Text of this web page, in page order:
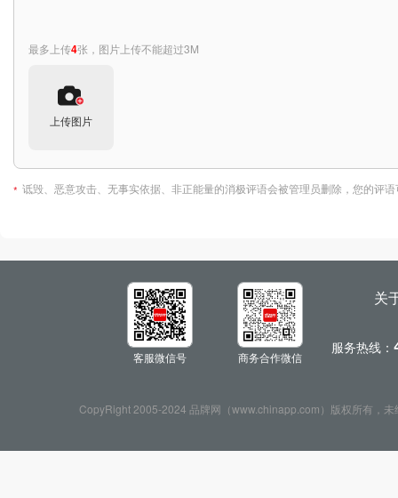
最多上传4张，图片上传不能超过3M
上传图片
* 诋毁、恶意攻击、无事实依据、非正能量的消极评语会被管理员删除，您的评
客服微信号 商务合作微信
关
服务热线：
CopyRight 2005-2024 品牌网（www.chinapp.com）版权所有，